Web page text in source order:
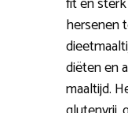
hersenen
diëten en
maaltijd.